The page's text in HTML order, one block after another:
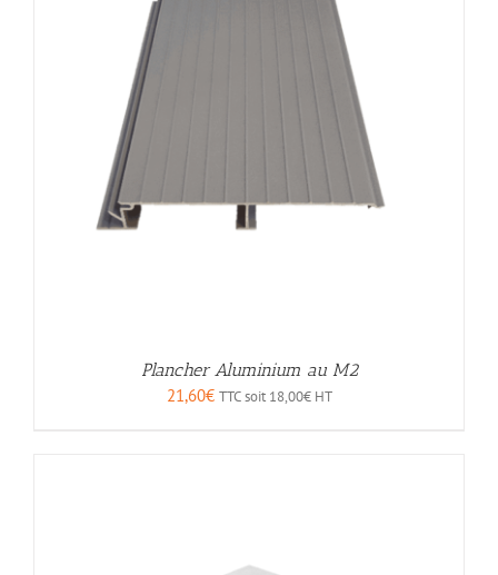
Plancher Aluminium au M2
21,60€ TTC soit 18,00€HT